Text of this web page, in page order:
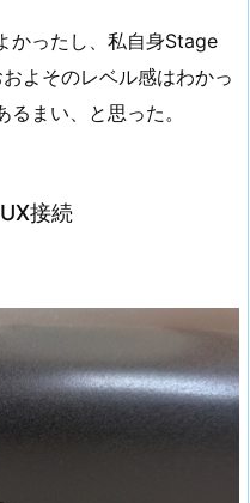
かったし、私自身Stage
よそのレベル感はわかっ
まい、と思った。
接続